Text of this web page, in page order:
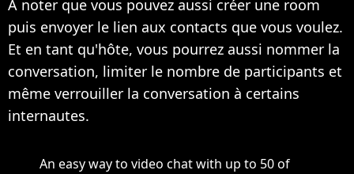
A noter que vous pouvez aussi créer une room
puis envoyer le lien aux contacts que vous voulez.
Et en tant qu'hôte, vous pourrez aussi nommer la
conversation, limiter le nombre de participants et
même verrouiller la conversation à certains
internautes.
An easy way to video chat with up to 50 of